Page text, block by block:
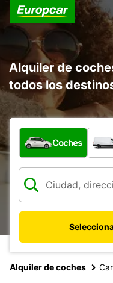
Alquiler de
todos los
¿Qué tipo de
Coches
Alquiler de coches